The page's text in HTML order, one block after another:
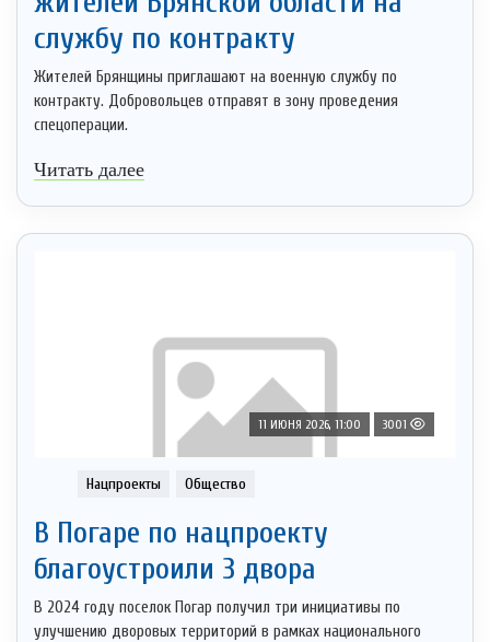
службу по контракту
Жителей Брянщины приглашают на военную службу по
контракту. Добровольцев отправят в зону проведения
спецоперации.
Читать далее
11 ИЮНЯ 2026, 11:00 3001
Нацпроекты Общество
В Погаре по нацпроекту
благоустроили 3 двора
В 2024 году поселок Погар получил три инициативы по
улучшению дворовых территорий в рамках национального